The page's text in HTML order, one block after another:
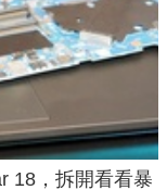
18，拆開看看暴